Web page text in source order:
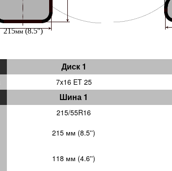
Диск 1
7x16 ET 25
Шина 1
215/55R16
215 мм (8.5'')
118 мм (4.6'')